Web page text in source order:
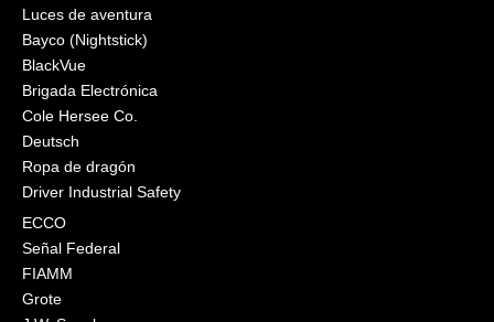
Luces de aventura
Bayco (Nightstick)
BlackVue
Brigada Electrónica
Cole Hersee Co.
Deutsch
Ropa de dragón
Driver Industrial Safety
ECCO
Señal Federal
FIAMM
Grote